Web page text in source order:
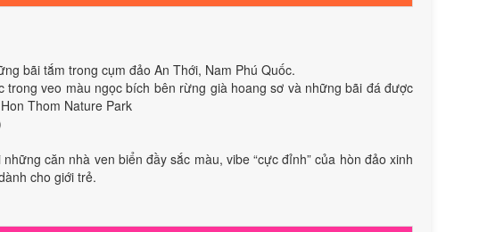
bãi tắm trong cụm đảo An Thới, Nam Phú Quốc.
veo màu ngọc bích bên rừng già hoang sơ và những bãi đá được
Thom Nature Park
căn nhà ven biển đầy sắc màu, vibe “cực đỉnh” của hòn đảo xinh
cho giới trẻ.